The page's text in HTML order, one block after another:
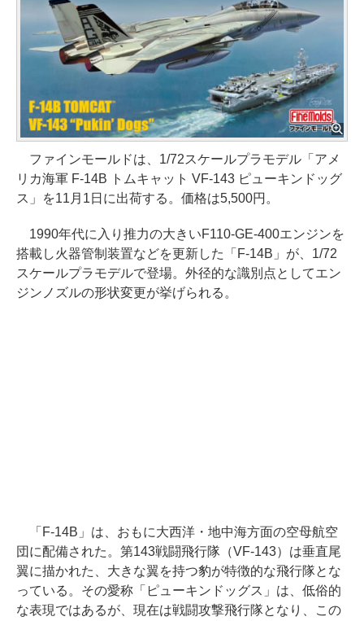
ファインモールドは、1/72スケールプラモデル「アメ
リカ海軍 F-14B トムキャット VF-143 ピューキンドッグ
ス」を11月1日に出荷する。価格は5,500円。
1990年代に入り推力の大きいF110-GE-400エンジンを
搭載し火器管制装置などを更新した「F-14B」が、1/72
スケールプラモデルで登場。外径的な識別点としてエン
ジンノズルの形状変更が挙げられる。
「F-14B」は、おもに大西洋・地中海方面の空母航空
団に配備された。第143戦闘飛行隊（VF-143）は垂直尾
翼に描かれた、大きな翼を持つ豹が特徴的な飛行隊とな
っている。その愛称「ピューキンドッグス」は、低俗的
な表現ではあるが、現在は戦闘攻撃飛行隊となり、この